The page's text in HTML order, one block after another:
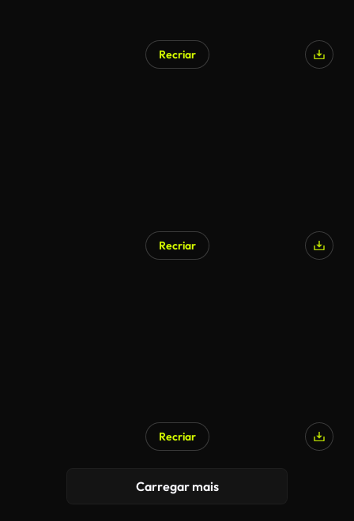
Recriar
Recriar
Recriar
Carregar mais